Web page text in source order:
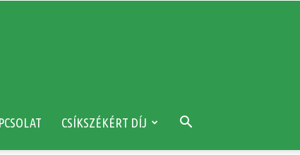
CSÍKSZÉKÉRT DÍJ